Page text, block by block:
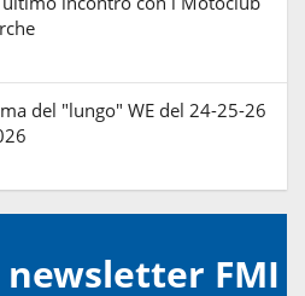
del "lungo" WE del 24-25-26
FMI